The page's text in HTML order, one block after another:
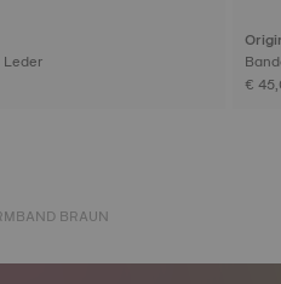
Bandanstoßbreite 18 mm • Braun • Leder
€
BRAUN